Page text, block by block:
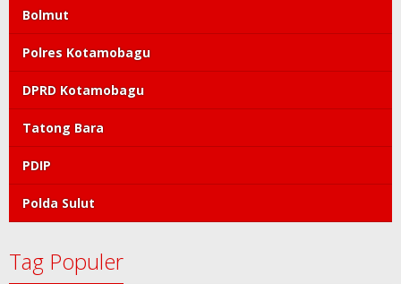
Bolmut
Polres Kotamobagu
DPRD Kotamobagu
Tatong Bara
PDIP
Polda Sulut
Tag Populer